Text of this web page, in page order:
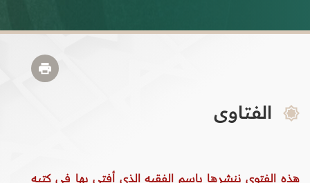
الفتاوى
هذه الفتوى ننشرها باسم الفقيه الذي أفتى بها في كتبه